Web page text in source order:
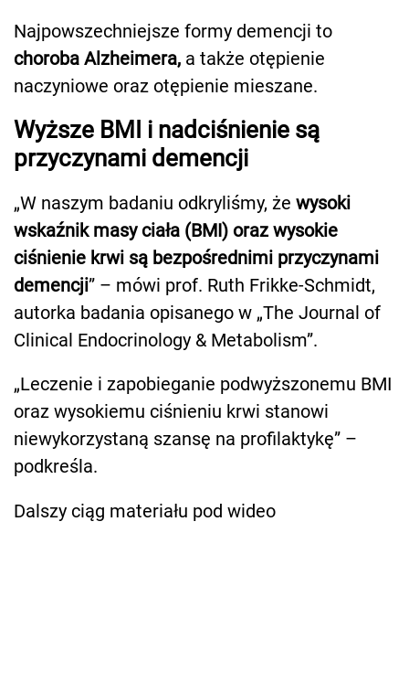
Najpowszechniejsze formy demencji to
choroba Alzheimera, a także otępienie
naczyniowe oraz otępienie mieszane.
Wyższe BMI i nadciśnienie są
przyczynami demencji
„W naszym badaniu odkryliśmy, że wysoki
wskaźnik masy ciała (BMI) oraz wysokie
ciśnienie krwi są bezpośrednimi przyczynami
demencji” – mówi prof. Ruth Frikke-Schmidt,
autorka badania opisanego w „The Journal of
Clinical Endocrinology & Metabolism”.
„Leczenie i zapobieganie podwyższonemu BMI
oraz wysokiemu ciśnieniu krwi stanowi
niewykorzystaną szansę na profilaktykę” –
podkreśla.
Dalszy ciąg materiału pod wideo